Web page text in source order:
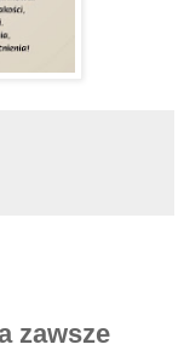
zawsze